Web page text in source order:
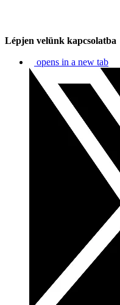
Lépjen velünk kapcsolatba
opens in a new tab